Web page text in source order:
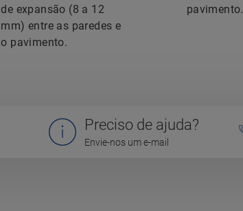
de expansão (8 a 12
mm) entre as paredes e
o pavimento.
pavimento.
Preciso de ajuda?
Envie-nos um e-mail